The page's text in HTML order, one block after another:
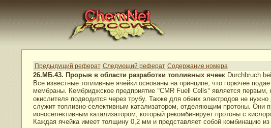
Предыдущий реферат Следующий реферат Содержание номера
26.МБ.43. Прорыв в области разработки топливных ячеекDurchbruch
Все известные топливные ячейки основаны на принципе, что горючее
мембраны. Кембриджское предприятие "CMR Fuell Cells"является первым,
окислителя подводится через трубу. Также для обеих электродов не
служит топливно-селективным катализатором, отделяющим протоны. Они
ионоселективным катализатором, который рекомбинирует протоны с
Каждая ячейка имеет толщину 0,2 мм и представляет собой комбинацию